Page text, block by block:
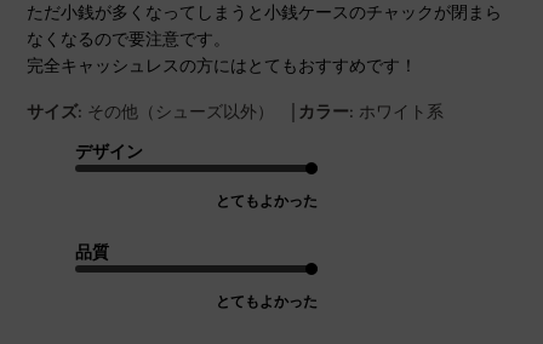
ただ小銭が多くなってしまうと小銭ケースのチャックが閉まら
なくなるので要注意です。
完全キャッシュレスの方にはとてもおすすめです！
サイズ: その他（シューズ以外） | カラー: ホワイト系
デザイン
とてもよかった
品質
とてもよかった